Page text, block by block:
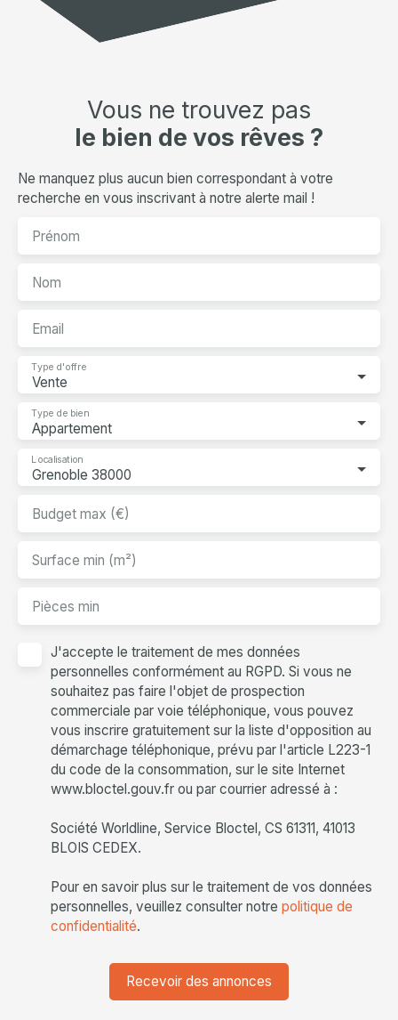
Vous ne trouvez pas
le bien de vos rêves ?
Ne manquez plus aucun bien correspondant à votre
recherche en vous inscrivant à notre alerte mail !
Prénom
Nom
Email
Vente
Type d'offre
Appartement
Type de bien
Grenoble 38000
Localisation
Budget max (€)
Surface min (m²)
Pièces min
J'accepte le traitement de mes données
personnelles conformément au RGPD. Si vous ne
souhaitez pas faire l'objet de prospection
commerciale par voie téléphonique, vous pouvez
vous inscrire gratuitement sur la liste d'opposition au
démarchage téléphonique, prévu par l'article L223-1
du code de la consommation, sur le site Internet
www.bloctel.gouv.fr ou par courrier adressé à :
Société Worldline, Service Bloctel, CS 61311, 41013
BLOIS CEDEX.
Pour en savoir plus sur le traitement de vos données
personnelles, veuillez consulter notre politique de
confidentialité.
Recevoir des annonces